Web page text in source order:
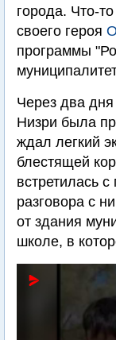
города. Что-
своего героя
программы
Через два
Низри была
ждал легкий
блестящей
встретилась
разговора с
от здания
школе, в